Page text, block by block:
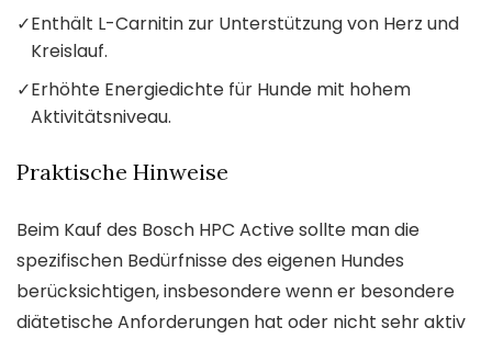
✓Enthält L-Carnitin zur Unterstützung von Herz und
Kreislauf.
✓Erhöhte Energiedichte für Hunde mit hohem
Aktivitätsniveau.
Praktische Hinweise
Beim Kauf des Bosch HPC Active sollte man die
spezifischen Bedürfnisse des eigenen Hundes
berücksichtigen, insbesondere wenn er besondere
diätetische Anforderungen hat oder nicht sehr aktiv